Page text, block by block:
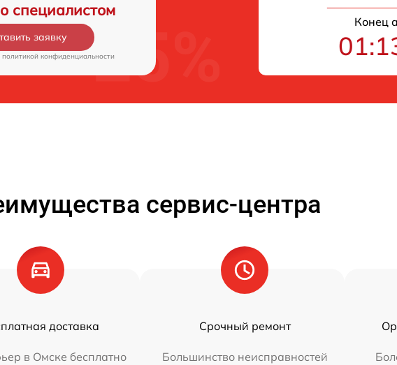
специалистом
заявку
политикой конфиденциальности
Конец
сервис-центра
доставка
в Омске бесплатно
Срочный ремонт
Большинство неисправностей